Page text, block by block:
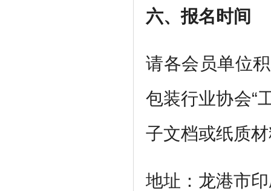
六、报名时间
请各会员单位
包装行业协会“
子文档或纸质
地址：龙港市